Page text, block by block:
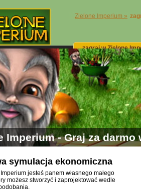
Zielone Imperium »
zagraj w Zielone
Imperium - Graj za darmo
symulacja ekonomiczna
jesteś panem własnego małego
możesz stworzyć i zaprojektować wedle